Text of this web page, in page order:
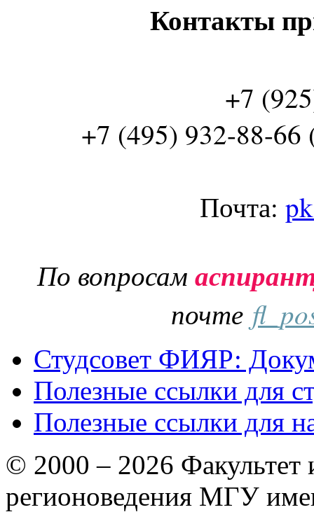
Контакты
+7
+7 (495) 932-88-66
Почта:
По вопросам
почте
Студсовет ФИЯР:
Полезные ссылки для
Полезные ссылки для
© 2000 – 2026 Факультет
регионоведения МГУ